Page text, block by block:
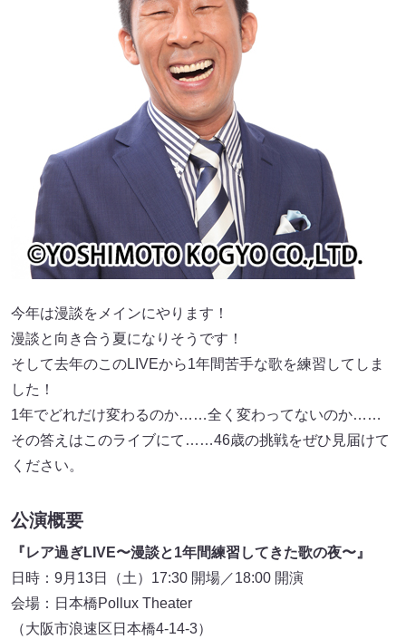
今年は漫談をメインにやります！
漫談と向き合う夏になりそうです！
そして去年のこのLIVEから1年間苦手な歌を練習してしま
した！
1年でどれだけ変わるのか……全く変わってないのか……
その答えはこのライブにて……46歳の挑戦をぜひ見届けて
ください。
公演概要
『レア過ぎLIVE〜漫談と1年間練習してきた歌の夜〜』
日時：9月13日（土）17:30 開場／18:00 開演
会場：日本橋Pollux Theater
（大阪市浪速区日本橋4-14-3）